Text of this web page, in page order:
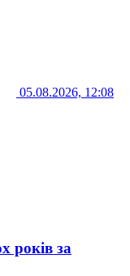
05.08.2026, 12:08
років за